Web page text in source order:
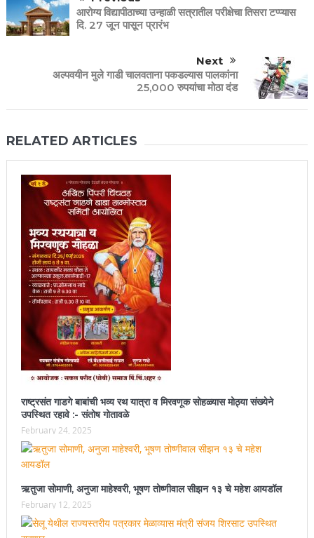
आरोग्य विद्यापीठाच्या उन्हाळी सत्रातील परीक्षेचा तिसरा टप्प्यास
दि. 27 जून पासून प्रारंभ
Next
अल्पवयीन मुले गाडी चालवताना पकडल्यास पालकांना
25,000 रुपयांचा मोठा दंड
RELATED ARTICLES
राष्ट्रसंत गाडगे बाबांची भव्य रथ यात्रा व मिरवणूक सोहळ्यास मोठ्या संख्येने
उपस्थित रहावे :- संतोष गोतावळे
February 24, 2025
ऋतुजा सोमाणी, अनुजा माहेश्वरी, भूषण तोष्णीवाल सीझन १३ चे महेश आयडॉल
February 12, 2025